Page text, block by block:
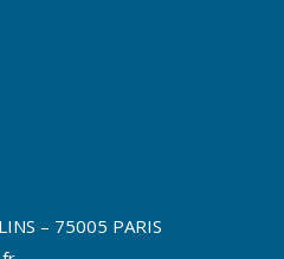
– 75005 PARIS